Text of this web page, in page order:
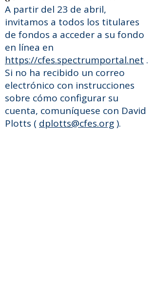
A partir del 23 de abril,
invitamos a todos los titulares
de fondos a acceder a su fondo
en línea en
https://cfes.spectrumportal.net .
Si no ha recibido un correo
electrónico con instrucciones
sobre cómo configurar su
cuenta, comuníquese con David
Plotts ( dplotts@cfes.org).